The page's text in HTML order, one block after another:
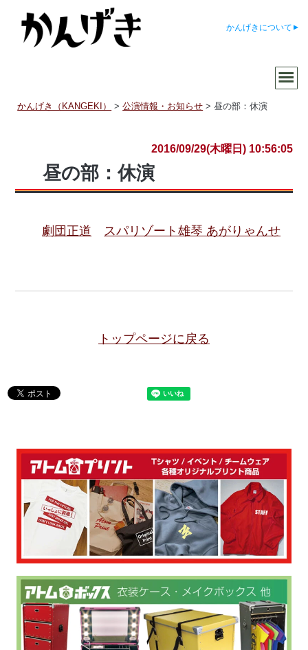
かんげきについて
かんげき（KANGEKI） >公演情報・お知らせ >昼の部：休演
2016/09/29(木曜日) 10:56:05
昼の部：休演
劇団正道 スパリゾート雄琴 あがりゃんせ
トップページに戻る